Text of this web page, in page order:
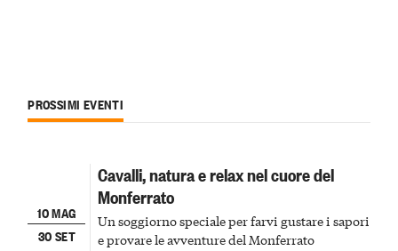
PROSSIMI EVENTI
10 MAG
30 SET
Cavalli, natura e relax nel cuore del
Monferrato
Un soggiorno speciale per farvi gustare i sapori
e provare le avventure del Monferrato